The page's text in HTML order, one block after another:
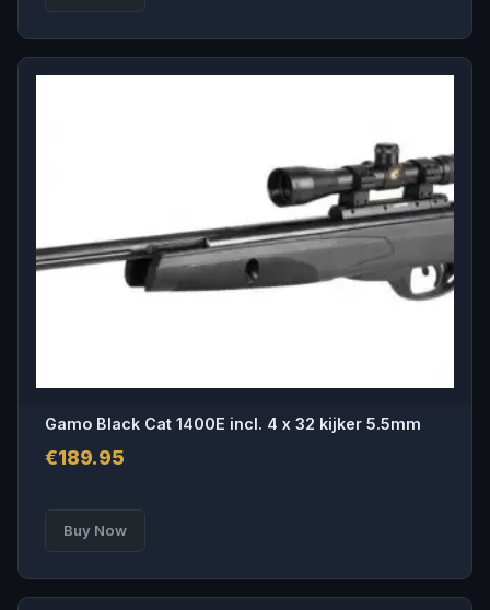
Gamo Black Cat 1400E incl. 4 x 32 kijker 5.5mm
€189.95
Buy Now